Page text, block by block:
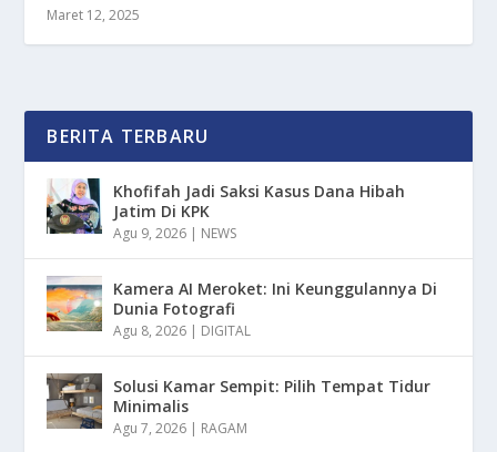
Maret 12, 2025
BERITA TERBARU
Khofifah Jadi Saksi Kasus Dana Hibah
Jatim Di KPK
Agu 9, 2026 | NEWS
Kamera AI Meroket: Ini Keunggulannya Di
Dunia Fotografi
Agu 8, 2026 | DIGITAL
Solusi Kamar Sempit: Pilih Tempat Tidur
Minimalis
Agu 7, 2026 | RAGAM